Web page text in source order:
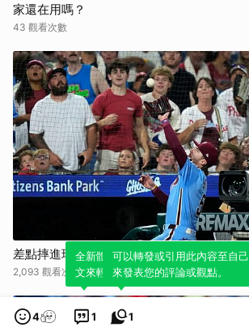
家還在用嗎？
43 觀看次數
差點摔進球員休息區 Stott美技接殺演出【
2,093 觀看次數
4 1
全新體驗！一鍵引用此內容，透過發
文來輕鬆表達個人立場。
1
可以轉發或引用此內容至自
來發表您的評論或觀點。